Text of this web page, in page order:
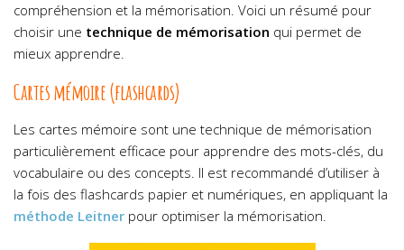
compréhension et la mémorisation. Voici un résumé pour
choisir une technique de mémorisation qui permet de
mieux apprendre.
Cartes mémoire (flashcards)
Les cartes mémoire sont une technique de mémorisation
particulièrement efficace pour apprendre des mots-clés, du
vocabulaire ou des concepts. Il est recommandé d’utiliser à
la fois des flashcards papier et numériques, en appliquant la
méthode Leitner pour optimiser la mémorisation.